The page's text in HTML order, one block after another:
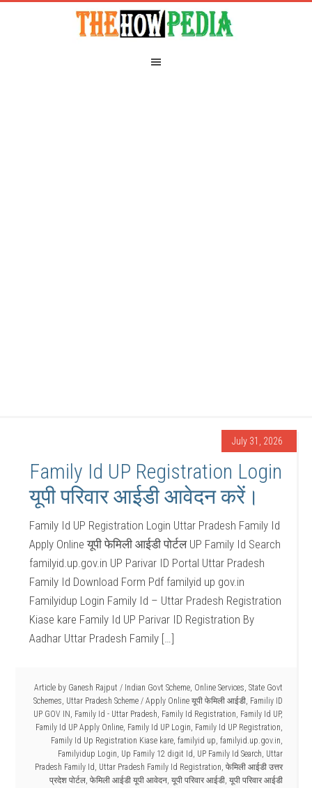
July 31, 2026
Family Id UP Registration Login
यूपी परिवार आईडी आवेदन करें।
Family Id UP Registration Login Uttar Pradesh Family Id
Apply Online यूपी फेमिली आईडी पोर्टल UP Family Id Search
familyid.up.gov.in UP Parivar ID Portal Uttar Pradesh
Family Id Download Form Pdf familyid up gov.in
Familyidup Login Family Id – Uttar Pradesh Registration
Kiase kare Family Id UP Parivar ID Registration By
Aadhar Uttar Pradesh Family […]
Article by Ganesh Rajput / Indian Govt Scheme, Online Services, State Govt
Schemes, Uttar Pradesh Scheme / Apply Online यूपी फेमिली आईडी, Familiy ID
UP GOV IN , Family Id - Uttar Pradesh, Family Id Registration, Family Id UP,
Family Id UP Apply Online, Family Id UP Login, Family Id UP Registration,
Family Id Up Registration Kiase kare, familyid up, familyid.up.gov.in,
Familyidup Login, Up Family 12 digit Id, UP Family Id Search, Uttar
Pradesh Family Id, Uttar Pradesh Family Id Registration, फेमिली आईडी उत्तर
प्रदेश पोर्टल, फेमिली आईडी यूपी आवेदन, यूपी परिवार आईडी, यूपी परिवार आईडी